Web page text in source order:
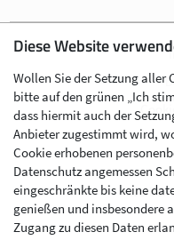
Werben
Diese Website
Wollen Sie der Setzung aller
bitte auf den grünen „Ich
dass hiermit auch der
Anbieter zugestimmt wird,
Cookie erhobenen
Datenschutz angemessen
eingeschränkte bis keine
genießen und insbesondere
Zugang zu diesen Daten